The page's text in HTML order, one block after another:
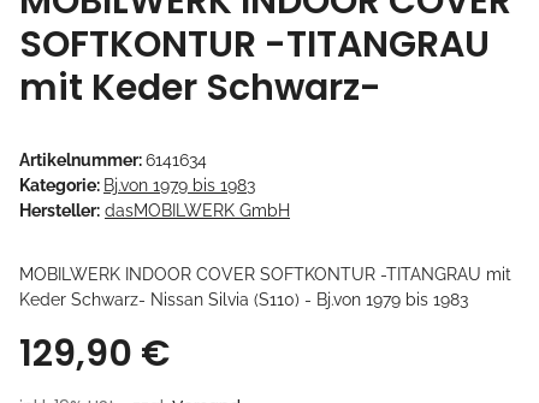
SOFTKONTUR -TITANGRAU
mit Keder Schwarz-
Artikelnummer:6141634
Kategorie: Bj.von 1979 bis 1983
Hersteller: dasMOBILWERK GmbH
MOBILWERK INDOOR COVER SOFTKONTUR -TITANGRAU mit
Keder Schwarz- Nissan Silvia (S110) - Bj.von 1979 bis 1983
129,90 €